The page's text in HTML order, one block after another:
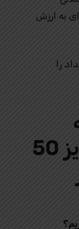
به ارزش
را
PNUT با جوایز 50